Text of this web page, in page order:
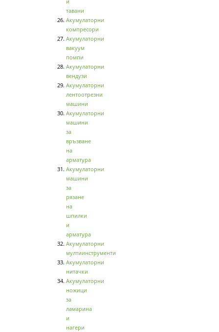
тавани
Акумулаторни
компресори
Акумулаторни
вакуум
помпи
Акумулаторни
вендузи
Акумулаторни
лентоотрезни
машини
Акумулаторни
машини
за
връзване
на
арматура
Акумулаторни
машини
за
рязане
на
шпилки
и
арматура
Акумулаторни
мултиинструменти
Акумулаторни
нитачки
Акумулаторни
ножици
за
ламарина
и
нагери